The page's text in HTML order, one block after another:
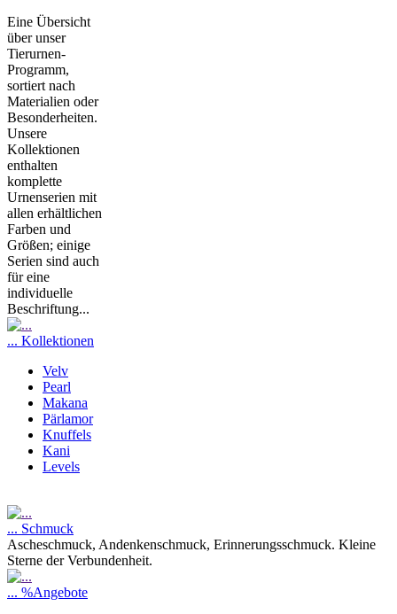
Eine Übersicht
über unser
Tierurnen-
Programm,
sortiert nach
Materialien oder
Besonderheiten.
Unsere
Kollektionen
enthalten
komplette
Urnenserien mit
allen erhältlichen
Farben und
Größen; einige
Serien sind auch
für eine
individuelle
Beschriftung...
... Kollektionen
Velv
Pearl
Makana
Pärlamor
Knuffels
Kani
Levels
... Schmuck
Ascheschmuck, Andenkenschmuck, Erinnerungsschmuck. Kleine
Sterne der Verbundenheit.
... %Angebote